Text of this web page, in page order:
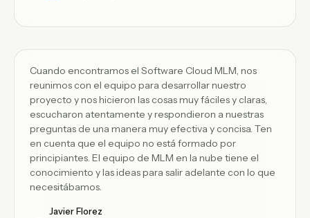
Cuando encontramos el Software Cloud MLM, nos
reunimos con el equipo para desarrollar nuestro
proyecto y nos hicieron las cosas muy fáciles y claras,
escucharon atentamente y respondieron a nuestras
preguntas de una manera muy efectiva y concisa. Ten
en cuenta que el equipo no está formado por
principiantes. El equipo de MLM en la nube tiene el
conocimiento y las ideas para salir adelante con lo que
necesitábamos.
Javier Florez